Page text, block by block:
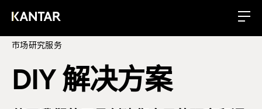
市场研究服务
DIY 解决方案